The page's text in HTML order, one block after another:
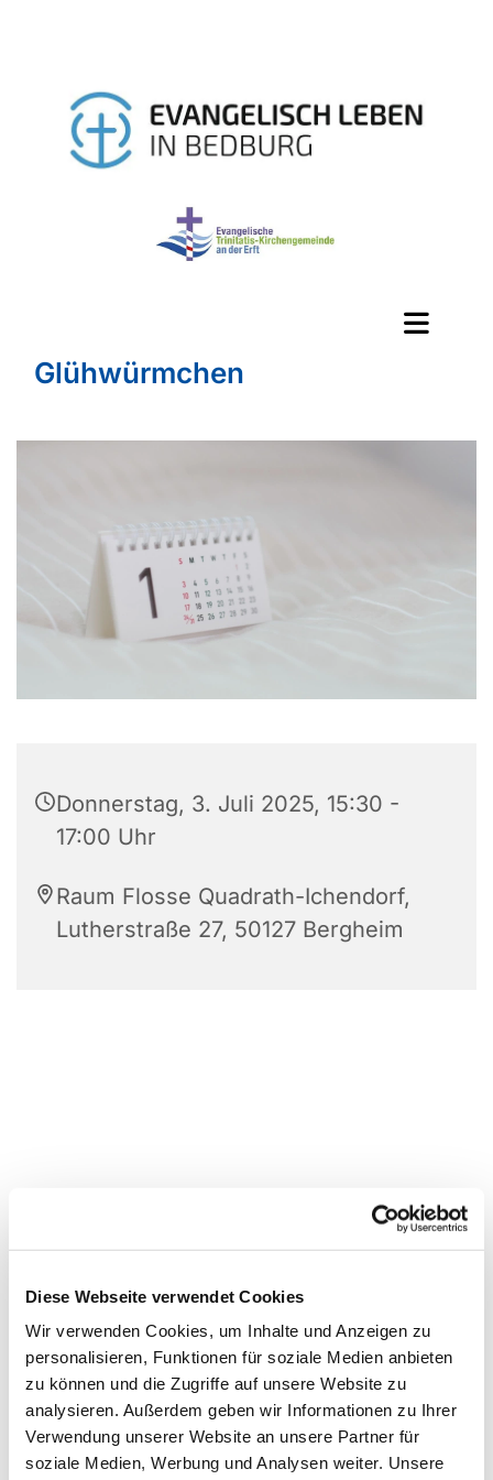
Diese Webseite verwendet Cookies
Wir verwenden Cookies, um Inhalte und Anzeigen zu
personalisieren, Funktionen für soziale Medien anbieten
zu können und die Zugriffe auf unsere Website zu
analysieren. Außerdem geben wir Informationen zu Ihrer
Verwendung unserer Website an unsere Partner für
soziale Medien, Werbung und Analysen weiter. Unsere
Glühwürmchen
Donnerstag, 3. Juli 2025, 15:30 -
17:00 Uhr
Raum Flosse Quadrath-Ichendorf,
Lutherstraße 27, 50127 Bergheim